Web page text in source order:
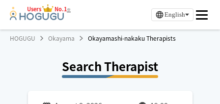
Users No.1※
English
HOGUGU Okayama Okayamashi-nakaku Therapists
Search Therapist